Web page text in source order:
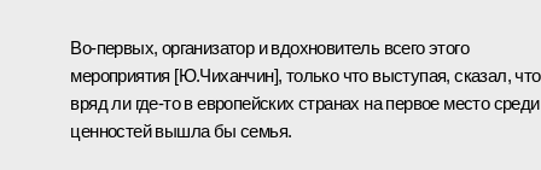
Во-первых, организатор и вдохновитель всего этого
мероприятия [Ю.Чиханчин], только что выступая, сказал, что
вряд ли где-то в европейских странах на первое место среди
ценностей вышла бы семья.